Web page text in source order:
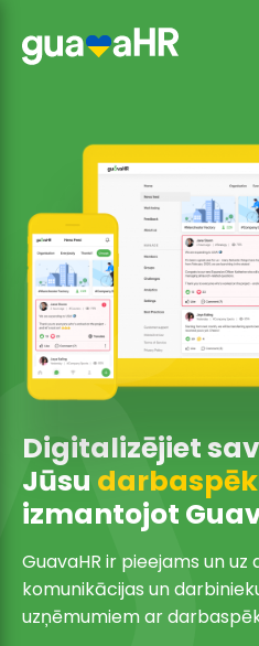
Digitalizējiet
Jūsu
izmantojot
GuavaHR ir pieejams un
komunikācijas un
uzņēmumiem ar